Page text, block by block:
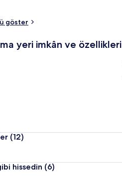
göster
yeri imkân ve özellikleri
(12)
hissedin (6)